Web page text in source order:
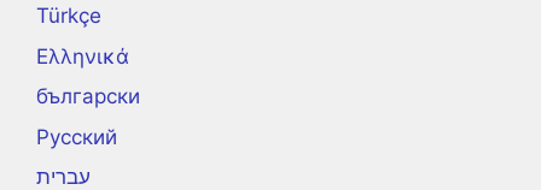
Türkçe
Ελληνικά
български
Русский
עברית